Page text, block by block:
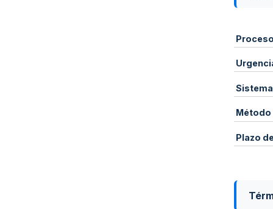
Proceso
Método
Plazo